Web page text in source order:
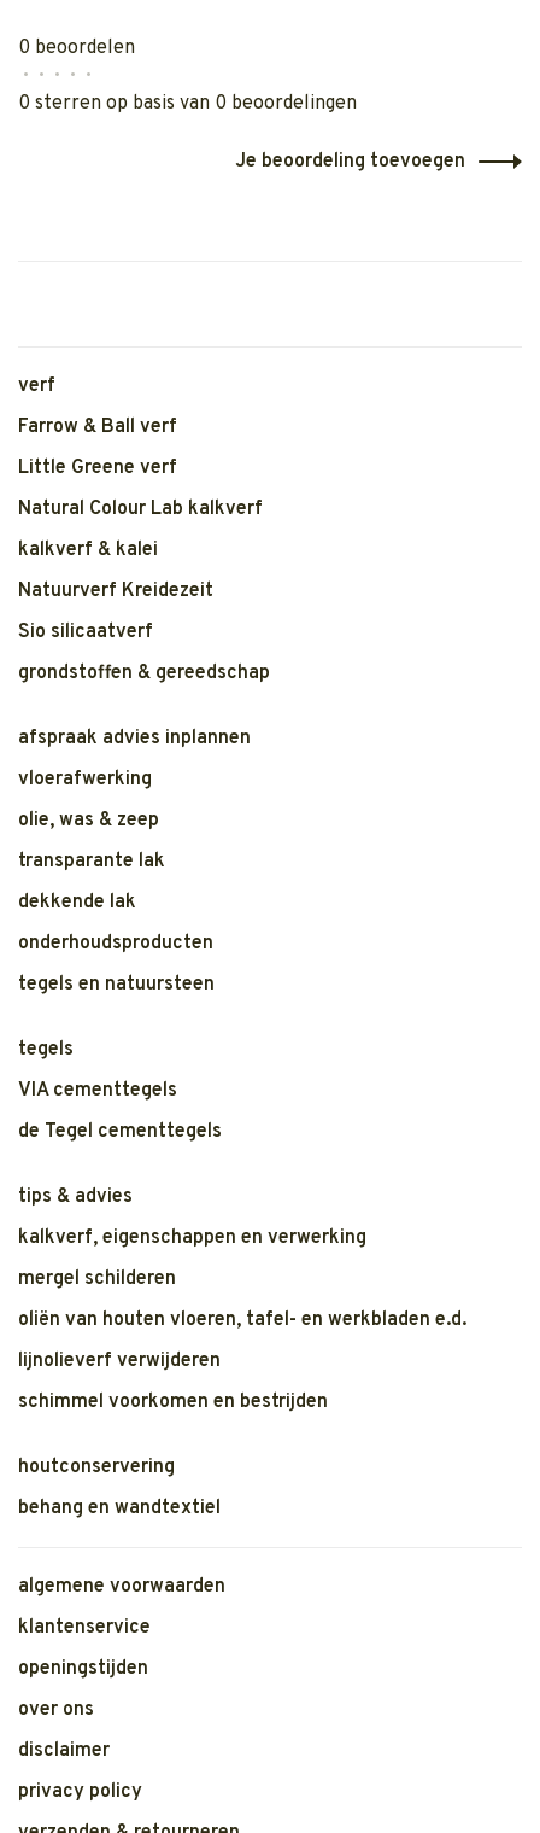
0 beoordelen
• • • • •
0 sterren op basis van 0 beoordelingen
Je beoordeling toevoegen
verf
Farrow & Ball verf
Little Greene verf
Natural Colour Lab kalkverf
kalkverf & kalei
Natuurverf Kreidezeit
Sio silicaatverf
grondstoffen & gereedschap
afspraak advies inplannen
vloerafwerking
olie, was & zeep
transparante lak
dekkende lak
onderhoudsproducten
tegels en natuursteen
tegels
VIA cementtegels
de Tegel cementtegels
tips & advies
kalkverf, eigenschappen en verwerking
mergel schilderen
oliën van houten vloeren, tafel- en werkbladen e.d.
lijnolieverf verwijderen
schimmel voorkomen en bestrijden
houtconservering
behang en wandtextiel
algemene voorwaarden
klantenservice
openingstijden
over ons
disclaimer
privacy policy